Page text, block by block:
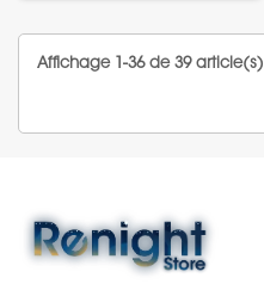
Affichage 1-36 de 39 article(s)